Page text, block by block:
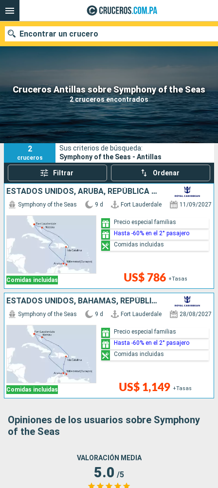
Cruceros Antillas sobre Symphony of the Seas
2 cruceros encontrados
Encontrar un crucero
Nuestros destinos
Fecha de salida
Puertos Compañías
Buscar
2
cruceros
Sus criterios de búsqueda:
Symphony of the Seas - Antillas
Filtrar Ordenar
ESTADOS UNIDOS, ARUBA, REPÚBLICA DOMINICANA, BAHAMAS
Comidas incluidas
Symphony of the Seas 9 d Fort Lauderdale 11/09/2027
US$ 786 +Tasas
Precio especial familias
Hasta -60% en el 2° pasajero
Comidas incluidas
ESTADOS UNIDOS, BAHAMAS, REPÚBLICA DOMINICANA, ARUBA
Comidas incluidas
Symphony of the Seas 9 d Fort Lauderdale 28/08/2027
US$ 1,149 +Tasas
Precio especial familias
Hasta -60% en el 2° pasajero
Comidas incluidas
Opiniones de los usuarios sobre Symphony
of the Seas
VALORACIÓN MEDIA
5.0 /5